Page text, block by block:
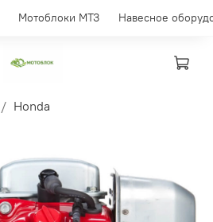
Мотоблоки МТЗ Навесное
Honda